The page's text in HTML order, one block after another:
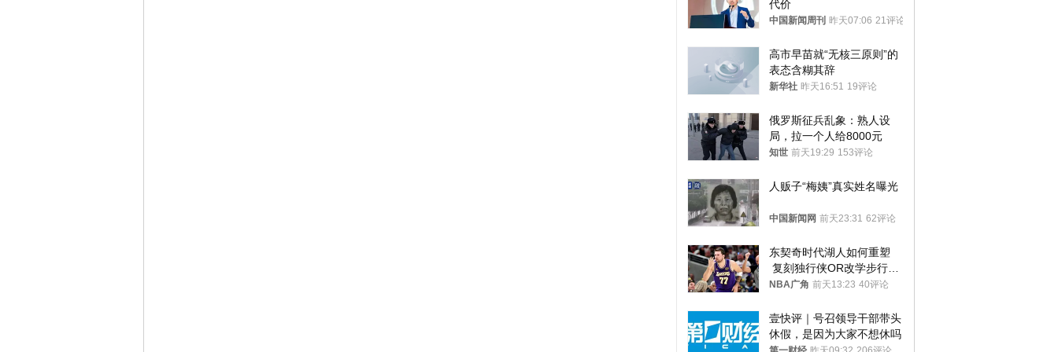
代价
中国新闻周刊 昨天07:06 21评论
高市早苗就“无核三原则”的
表态含糊其辞
新华社 昨天16:51 19评论
俄罗斯征兵乱象：熟人设
局，拉一个人给8000元
知世 前天19:29 153评论
人贩子“梅姨”真实姓名曝光
中国新闻网 前天23:31 62评论
东契奇时代湖人如何重塑
复刻独行侠OR改学步行
者？
NBA广角 前天13:23 40评论
壹快评｜号召领导干部带头
休假，是因为大家不想休吗